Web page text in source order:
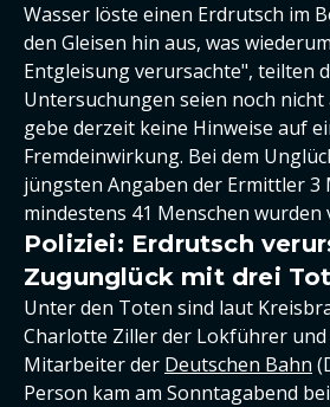
Wasser löste einen Erdrutsch im
den Gleisen hin aus, was
Entgleisung verursachte", teilten
Untersuchungen seien noch nicht
gebe derzeit keine Hinweise auf
Fremdeinwirkung. Bei dem
jüngsten Angaben der Ermittler 3
mindestens 41 Menschen wurden
Poliziei: Erdrutsch
Zugunglück mit drei
Unter den Toten sind laut
Charlotte Ziller der Lokführer
Mitarbeiter der Deutschen Bahn
Person kam am Sonntagabend